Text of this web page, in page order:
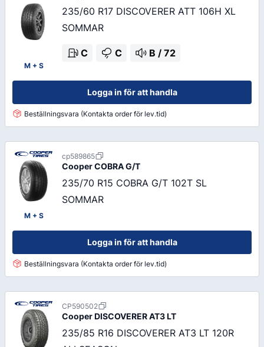
M + S
235/60 R17 DISCOVERER ATT 106H XL
SOMMAR
C C B / 72
Logga in för att handla
Beställningsvara (Kontakta order för lev.tid)
M + S
cp589865
CooperCOBRA G/T
235/70 R15 COBRA G/T 102T SL
SOMMAR
Logga in för att handla
Beställningsvara (Kontakta order för lev.tid)
CP590502
CooperDISCOVERER AT3 LT
235/85 R16 DISCOVERER AT3 LT 120R